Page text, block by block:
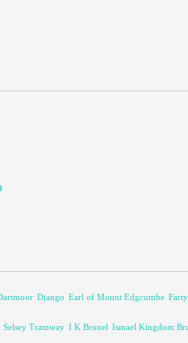
Django Earl of Mount Edgcumbe
Tramway I K Brunel Ismael Kingdom